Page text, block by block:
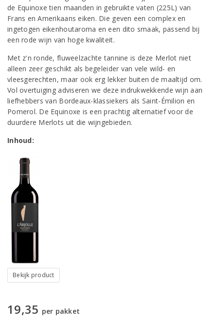
de Equinoxe tien maanden in gebruikte vaten (225L) van
Frans en Amerikaans eiken. Die geven een complex en
ingetogen eikenhoutaroma en een dito smaak, passend bij
een rode wijn van hoge kwaliteit.
Met z'n ronde, fluweelzachte tannine is deze Merlot niet
alleen zeer geschikt als begeleider van vele wild- en
vleesgerechten, maar ook erg lekker buiten de maaltijd om.
Vol overtuiging adviseren we deze indrukwekkende wijn aan
liefhebbers van Bordeaux-klassiekers als Saint-Émilion en
Pomerol. De Equinoxe is een prachtig alternatief voor de
duurdere Merlots uit die wijngebieden.
Inhoud:
Bekijk product
19,35 per pakket